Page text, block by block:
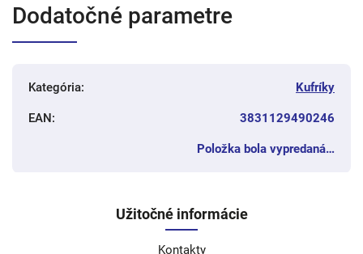
Dodatočné parametre
Kategória: Kufríky
EAN: 3831129490246
Položka bola vypredaná…
Užitočné informácie
Kontakty